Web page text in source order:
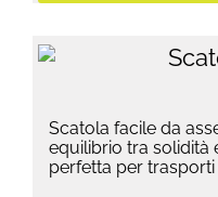
Scatola facile da
equilibrio tra solidità
perfetta per trasporti